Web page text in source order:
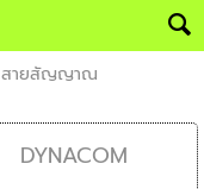
สายสัญญาณ
DYNACOM